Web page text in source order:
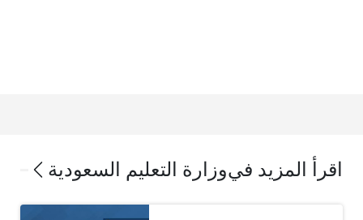
اقرأ المزيد فيوزارة التعليم السعودية